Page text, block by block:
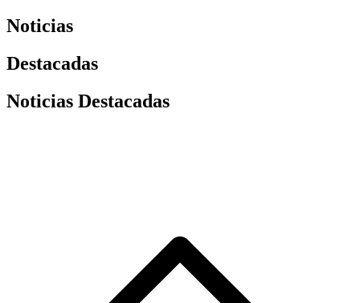
Noticias
Destacadas
Noticias Destacadas